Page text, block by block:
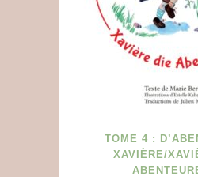
TOME 4 :
XAVIÈRE/